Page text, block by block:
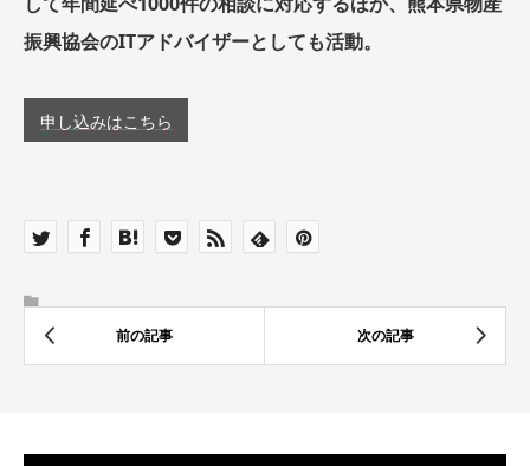
振興協会のITアドバイザーとしても活動。
申し込みはこちら